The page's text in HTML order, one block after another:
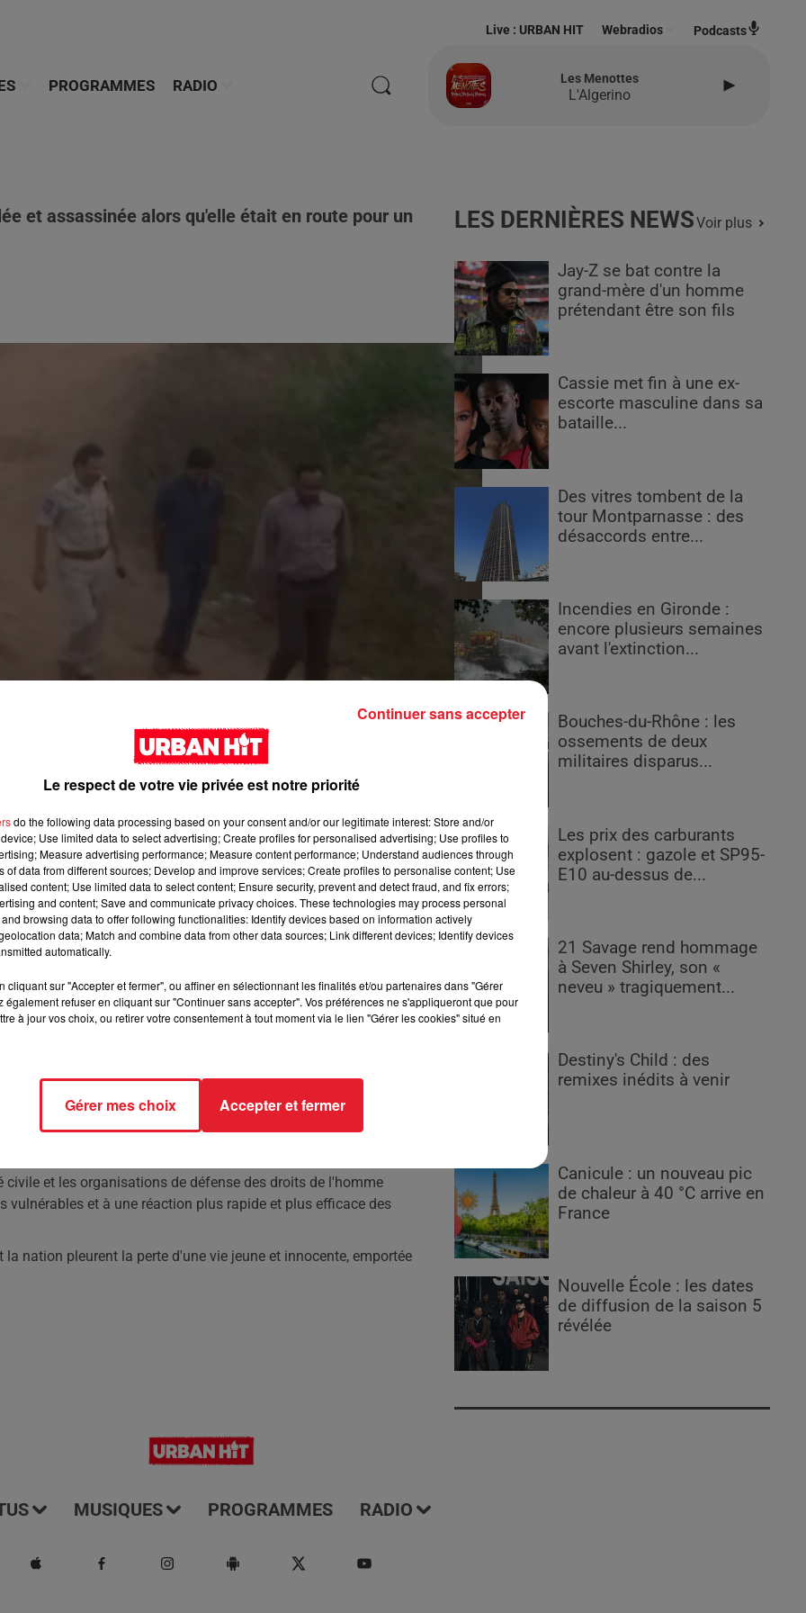
PROGRAMMES RADIO
Live : URBAN HIT Webradios Podcasts
Les Menottes
L'Algerino
et assassinée alors qu'elle était en route pour un
12 ans a été kidnappée, agressée et tuée alors qu'elle
un acte inhumain qui a ôté la vie à une enfant innocente. Une
d'un enlèvement et d'une agression mortelle. La jeune fille
par des individus non identifiés.
extrême. Les autorités locales rapportent que sa tête a été
de résister à ses agresseurs. L'autopsie a confirmé les
tuée.
de ce crime odieux. Les agresseurs, qui ont pris la
lancé un appel à témoins et poursuivent leurs investigations,
et sa famille endeuillée.
cas similaires dans le pays, ce qui soulève des questions sur la
et les organisations de défense des droits de l'homme
et à une réaction plus rapide et plus efficace des
nation pleurent la perte d'une vie jeune et innocente, emportée
LES DERNIÈRES NEWSVoir plus
Jay-Z se bat contre la
grand-mère d'un homme
prétendant être son fils
Cassie met fin à une ex-
escorte masculine dans sa
bataille...
Des vitres tombent de la
tour Montparnasse : des
désaccords entre...
Incendies en Gironde :
encore plusieurs semaines
avant l'extinction...
Bouches-du-Rhône : les
ossements de deux
militaires disparus...
Les prix des carburants
explosent : gazole et SP95-
E10 au-dessus de...
21 Savage rend hommage
à Seven Shirley, son «
neveu » tragiquement...
Destiny's Child : des
remixes inédits à venir
Canicule : un nouveau pic
de chaleur à 40 °C arrive en
France
Nouvelle École : les dates
de diffusion de la saison 5
révélée
MUSIQUES PROGRAMMES RADIO
Le respect de votre vie privée est notre priorité
do the following data processing based on your consent and/or our legitimate interest: Store and/or
Use limited data to select advertising; Create profiles for personalised advertising; Use profiles to
Measure advertising performance; Measure content performance; Understand audiences through
of data from different sources; Develop and improve services; Create profiles to personalise content; Use
content; Use limited data to select content; Ensure security, prevent and detect fraud, and fix errors;
and content; Save and communicate privacy choices. These technologies may process personal
browsing data to offer following functionalities: Identify devices based on information actively
data; Match and combine data from other data sources; Link different devices; Identify devices
automatically.
cliquant sur "Accepter et fermer", ou affiner en sélectionnant les finalités et/ou partenaires dans "Gérer
également refuser en cliquant sur "Continuer sans accepter". Vos préférences ne s'appliqueront que pour
à jour vos choix, ou retirer votre consentement à tout moment via le lien "Gérer les cookies" situé en
Gérer mes choix Accepter et fermer
Continuer sans accepter